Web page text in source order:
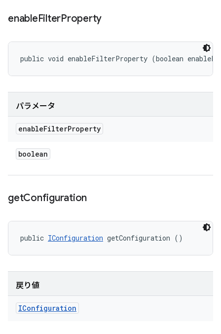
enableFilterProperty
public void enableFilterProperty (boolean
パラメータ
enableFilterProperty
boolean
getConfiguration
public IConfiguration getConfiguration ()
戻り値
IConfiguration